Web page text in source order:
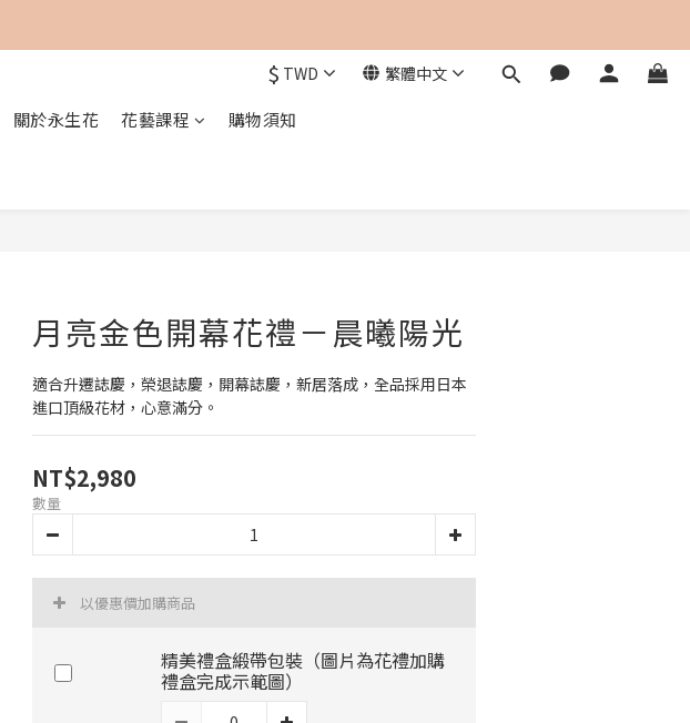
$ TWD 繁體中文
關於永生花 花藝課程 購物須知
月亮金色開幕花禮－晨曦陽光
適合升遷誌慶，榮退誌慶，開幕誌慶，新居落成，全品採用日本
進口頂級花材，心意滿分。
NT$2,980
數量
以優惠價加購商品
精美禮盒緞帶包裝（圖片為花禮加購
禮盒完成示範圖）